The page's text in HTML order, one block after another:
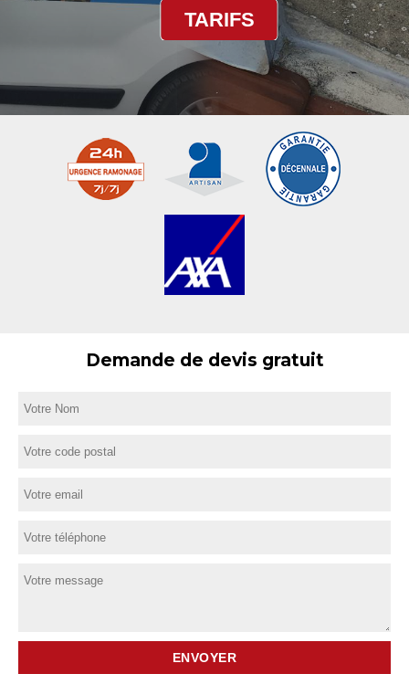
TARIFS
Demande de devis gratuit